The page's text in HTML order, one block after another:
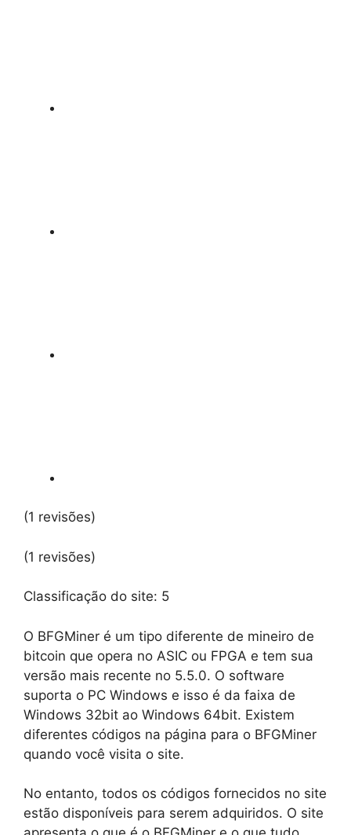
(1 revisões)
(1 revisões)
Classificação do site: 5
O BFGMiner é um tipo diferente de mineiro de
bitcoin que opera no ASIC ou FPGA e tem sua
versão mais recente no 5.5.0. O software
suporta o PC Windows e isso é da faixa de
Windows 32bit ao Windows 64bit. Existem
diferentes códigos na página para o BFGMiner
quando você visita o site.
No entanto, todos os códigos fornecidos no site
estão disponíveis para serem adquiridos. O site